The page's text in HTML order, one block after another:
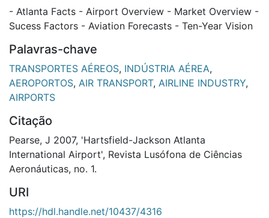
- Atlanta Facts - Airport Overview - Market Overview -
Sucess Factors - Aviation Forecasts - Ten-Year Vision
Palavras-chave
TRANSPORTES AÉREOS, INDÚSTRIA AÉREA,
AEROPORTOS, AIR TRANSPORT, AIRLINE INDUSTRY,
AIRPORTS
Citação
Pearse, J 2007, 'Hartsfield-Jackson Atlanta
International Airport', Revista Lusófona de Ciências
Aeronáuticas, no. 1.
URI
https://hdl.handle.net/10437/4316